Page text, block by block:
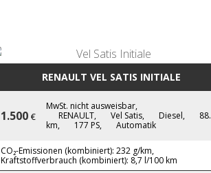
RENAULT VEL SATIS INITIALE
1.500 €
MwSt. nicht ausweisbar,
RENAULT,
Vel Satis, Diesel,
km,
177 PS, Automatik
CO₂-Emissionen (kombiniert): 232 g/km,
Kraftstoffverbrauch (kombiniert): 8,7 l/100 km